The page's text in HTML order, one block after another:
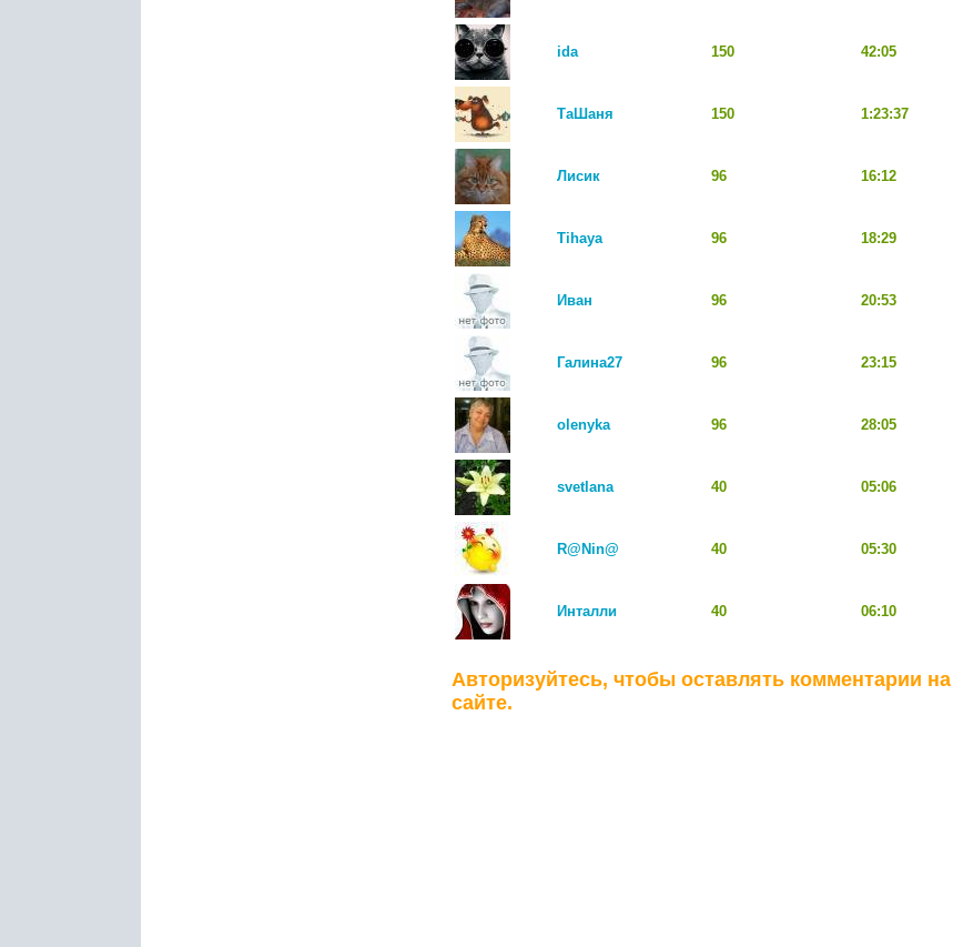
ida 150 42:05
ТаШаня 150 1:23:37
Лисик 96 16:12
Tihaya 96 18:29
Иван 96 20:53
Галина27 96 23:15
olenyka 96 28:05
svetlana 40 05:06
R@Nin@ 40 05:30
Инталли 40 06:10
Авторизуйтесь, чтобы оставлять комментарии на
сайте.